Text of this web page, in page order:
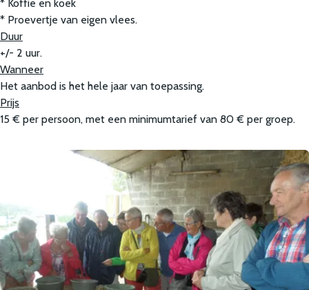
* Koffie en koek
* Proevertje van eigen vlees.
Duur
+/- 2 uur.
Wanneer
Het aanbod is het hele jaar van toepassing.
Prijs
15 € per persoon, met een minimumtarief van 80 € per groep.